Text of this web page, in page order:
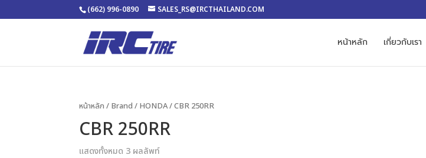
(662) 996-0890 SALES_RS@IRCTHAILAND.COM
หน้าหลัก เกี่ยวกับเรา
หน้าหลัก / Brand / HONDA/ CBR 250RR
CBR 250RR
แสดงทั้งหมด 3 ผลลัพท์